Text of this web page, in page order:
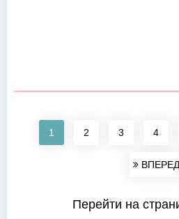
1 2 3 4
ВПЕРЕД
Перейти на